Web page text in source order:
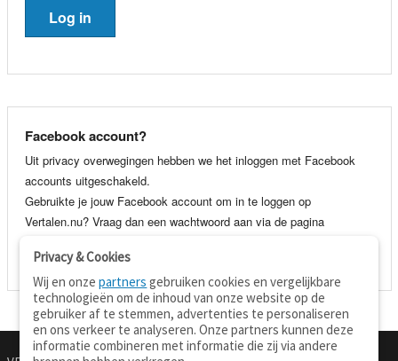
Facebook account?
Uit privacy overwegingen hebben we het inloggen met Facebook
accounts uitgeschakeld.
Gebruikte je jouw Facebook account om in te loggen op
Vertalen.nu? Vraag dan een wachtwoord aan via de pagina
je e-mail adres en wachtwoord.
Privacy & Cookies
Wij en onzepartners gebruiken cookies en vergelijkbare
technologieën om de inhoud van onze website op de
gebruiker af te stemmen, advertenties te personaliseren
en ons verkeer te analyseren. Onze partners kunnen deze
informatie combineren met informatie die zij via andere